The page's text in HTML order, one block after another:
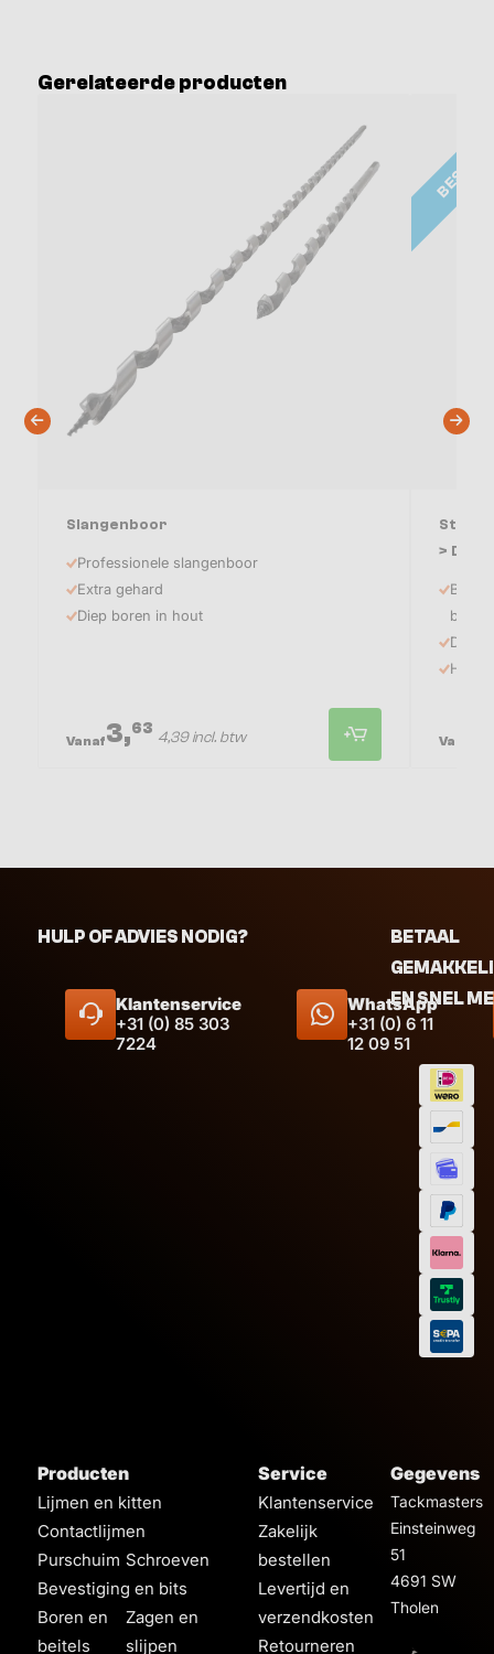
Gerelateerde producten
Slangenboor
Professionele slangenboor
Extra gehard
Diep boren in hout
Vanaf3,63 4,39 incl. btw
Kleur
Wit
Inhoud
>
Beste
Direct
Hoge
Vanaf
HULP OF ADVIES NODIG?
Klantenservice
+31 (0) 85 303
7224
WhatsApp
+31 (0) 6 11
12 09 51
BETAAL
EN SNEL
Producten
Lijmen en kitten
Contactlijmen
Purschuim Schroeven
Bevestiging en bits
Boren en
beitels
Zagen en
slijpen
Service
Klantenservice
Zakelijk
bestellen
Levertijd en
verzendkosten
Retourneren
Gegevens
Tackmasters
Einsteinweg
51
4691 SW
Tholen